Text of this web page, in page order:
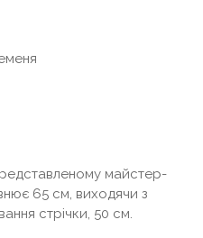
майстер-
65 см, виходячи з
стрічки, 50 см.